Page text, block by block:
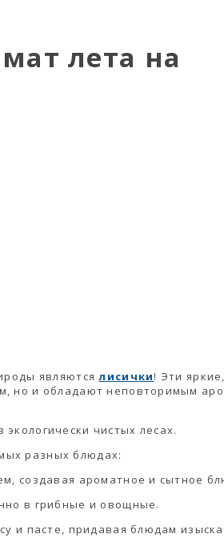
лета на
являютсялисички! Эти
но и обладают неповторимым
чистых лесах.
разных блюдах:
создавая ароматное и сытное
в грибные и овощные.
и пасте, придавая блюдам